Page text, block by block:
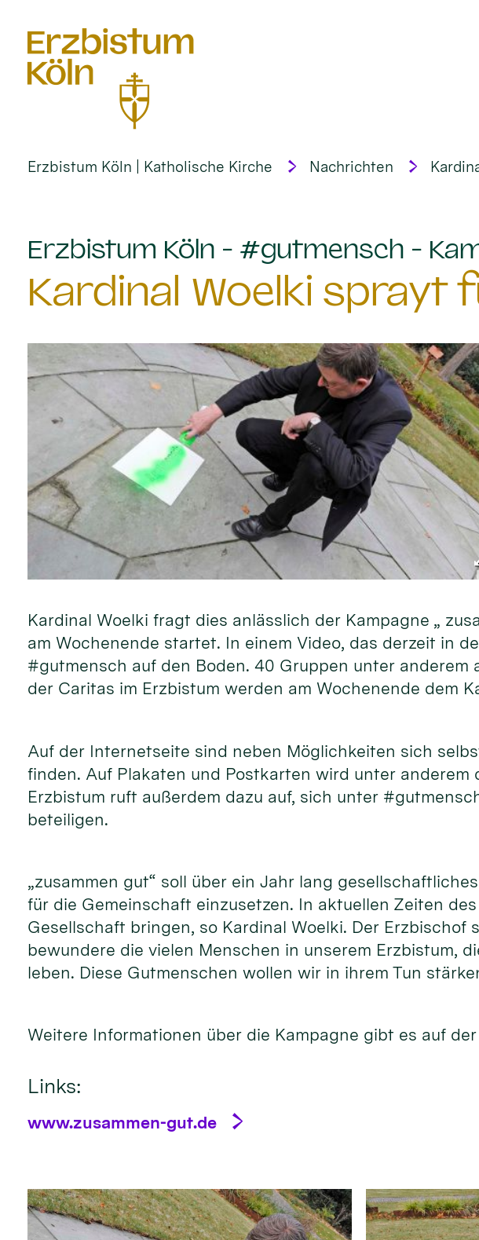
Erzbistum Köln | Katholische Kirche Nachrichten
Erzbistum Köln - #gutmensch -
Kardinal Woelki sprayt
Kardinal Woelki fragt dies anlässlich der Kampagne „
am Wochenende startet. In einem Video, das derzeit in
#gutmensch auf den Boden. 40 Gruppen unter
der Caritas im Erzbistum werden am Wochenende dem
Auf der Internetseite sind neben Möglichkeiten sich
finden. Auf Plakaten und Postkarten wird unter
Erzbistum ruft außerdem dazu auf, sich unter
beteiligen.
„zusammen gut“ soll über ein Jahr lang
für die Gemeinschaft einzusetzen. In aktuellen Zeiten
Gesellschaft bringen, so Kardinal Woelki. Der
bewundere die vielen Menschen in unserem Erzbistum,
leben. Diese Gutmenschen wollen wir in ihrem Tun
Weitere Informationen über die Kampagne gibt es auf
Links:
www.zusammen-gut.de